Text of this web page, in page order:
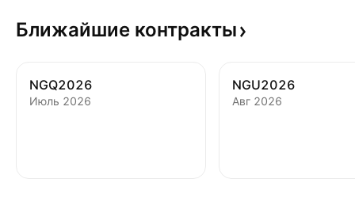
Ближайшие контракты
NGQ2026
Июль 2026
NGU2026
Авг 2026